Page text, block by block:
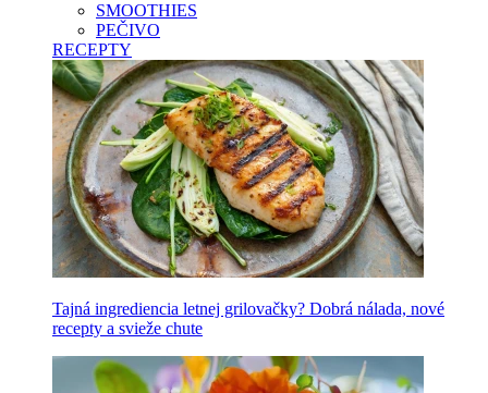
SMOOTHIES
PEČIVO
RECEPTY
Tajná ingrediencia letnej grilovačky? Dobrá nálada, nové
recepty a svieže chute